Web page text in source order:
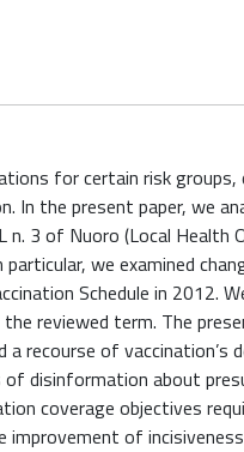
for certain risk groups,
the present paper, we
3 of Nuoro (Local Health
we examined
Schedule in 2012.
reviewed term. The
recourse of vaccination’s
disinformation about
coverage objectives
of